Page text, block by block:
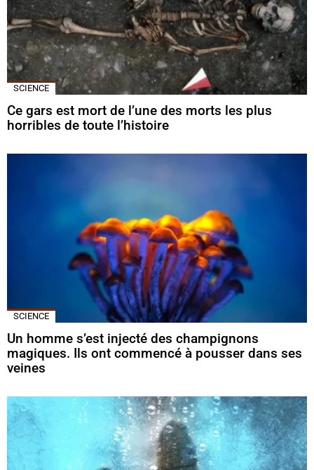
SCIENCE
Ce gars est mort de l’une des morts les plus
horribles de toute l’histoire
SCIENCE
Un homme s’est injecté des champignons
magiques. Ils ont commencé à pousser dans ses
veines